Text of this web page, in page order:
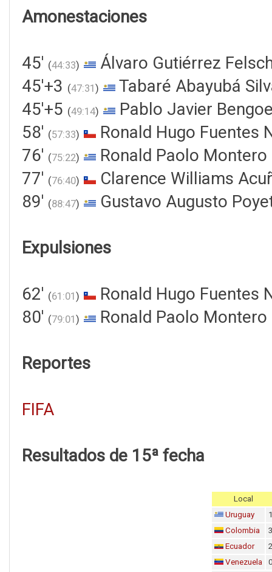
Amonestaciones
45' (44:33)
Álvaro Gutiérrez
45'+3 (47:31)
Tabaré Abayubá
45'+5 (49:14)
Pablo Javier
58' (57:33)
Ronald Hugo Fuentes
76' (75:22)
Ronald Paolo Montero
77' (76:40)
Clarence Williams
89' (88:47) Gustavo Augusto
Expulsiones
62' (61:01)
Ronald Hugo Fuentes
80' (79:01) Ronald Paolo Montero
Reportes
FIFA
Resultados de 15ª fecha
Local
Uruguay
Colombia
Ecuador
Venezuela